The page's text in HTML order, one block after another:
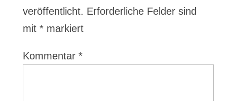
veröffentlicht. Erforderliche Felder sind
mit *markiert
Kommentar *